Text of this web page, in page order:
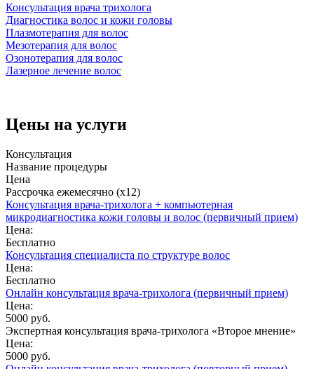
Консультация врача трихолога
Диагностика волос и кожи головы
Плазмотерапия для волос
Мезотерапия для волос
Озонотерапия для волос
Лазерное лечение волос
Цены на услуги
Консультация
Название процедуры
Цена
Рассрочка ежемесячно (x12)
Консультация врача-трихолога + компьютерная
микродиагностика кожи головы и волос (первичный прием)
Цена:
Бесплатно
Консультация специалиста по структуре волос
Цена:
Бесплатно
Онлайн консультация врача-трихолога (первичный прием)
Цена:
5000 руб.
Экспертная консультация врача-трихолога «Второе мнение»
Цена:
5000 руб.